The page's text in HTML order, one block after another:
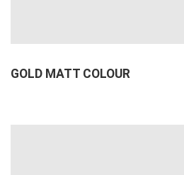
GOLD MATT COLOUR